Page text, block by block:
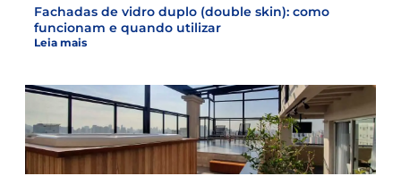
Fachadas de vidro duplo (double skin): como
funcionam e quando utilizar
Leia mais